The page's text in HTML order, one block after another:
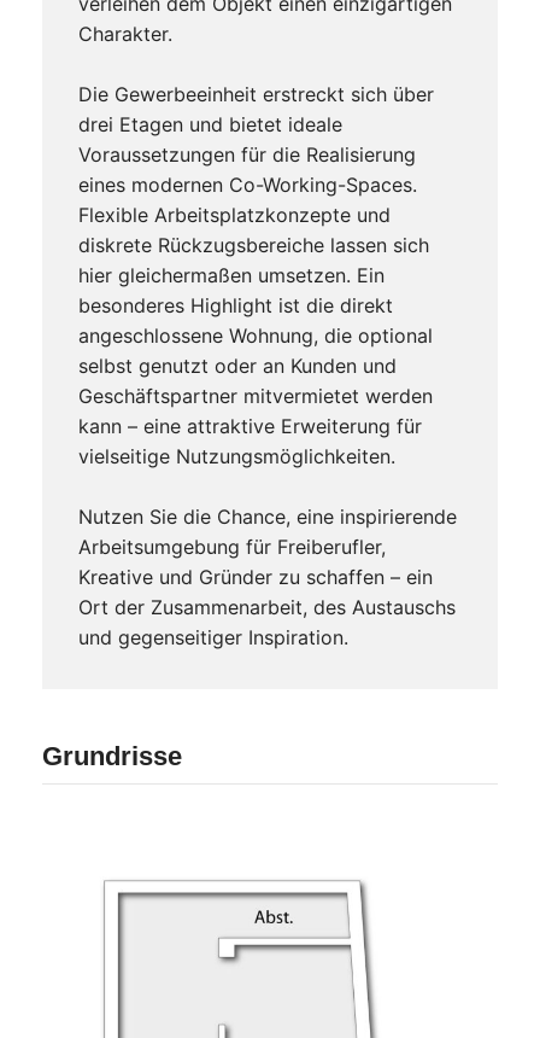
Charakter.
Die Gewerbeeinheit erstreckt sich über
drei Etagen und bietet ideale
Voraussetzungen für die Realisierung
eines modernen Co-Working-Spaces.
Flexible Arbeitsplatzkonzepte und
diskrete Rückzugsbereiche lassen sich
hier gleichermaßen umsetzen. Ein
besonderes Highlight ist die direkt
angeschlossene Wohnung, die optional
selbst genutzt oder an Kunden und
Geschäftspartner mitvermietet werden
kann – eine attraktive Erweiterung für
vielseitige Nutzungsmöglichkeiten.
Nutzen Sie die Chance, eine inspirierende
Arbeitsumgebung für Freiberufler,
Kreative und Gründer zu schaffen – ein
Ort der Zusammenarbeit, des Austauschs
und gegenseitiger Inspiration.
Grundrisse